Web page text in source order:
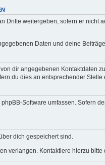
Dritte weitergeben, sofern er
Daten und deine
dir angegebenen Kontaktdaten
du dies an entsprechender Stelle
Software umfassen. Sofern
dich gespeichert sind.
verlangen. Kontaktiere hierzu bitte